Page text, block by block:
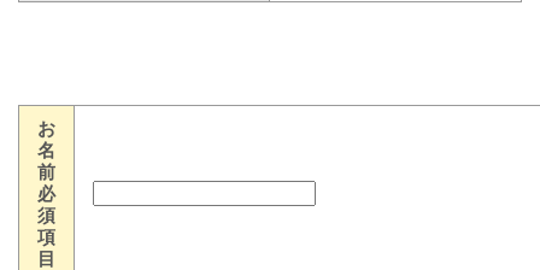
お
名
前
必
須
項
目